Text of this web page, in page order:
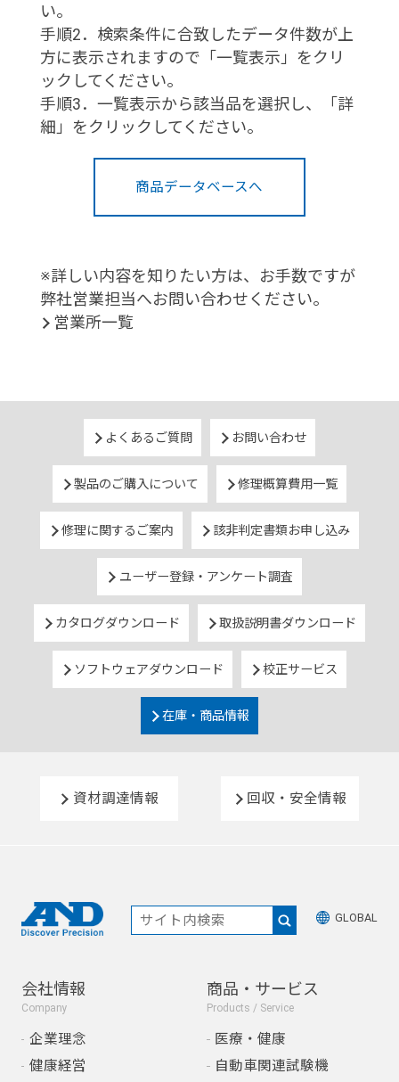
い。
手順2．検索条件に合致したデータ件数が上
方に表示されますので「一覧表示」をクリ
ックしてください。
手順3．一覧表示から該当品を選択し、「詳
細」をクリックしてください。
商品データベースへ
※詳しい内容を知りたい方は、お手数ですが
弊社営業担当へお問い合わせください。
営業所一覧
よくあるご質問 お問い合わせ
製品のご購入について 修理概算費用一覧
修理に関するご案内 該非判定書類お申し込み
ユーザー登録・アンケート調査
カタログダウンロード 取扱説明書ダウンロード
ソフトウェアダウンロード 校正サービス
在庫・商品情報
資材調達情報 回収・安全情報
GLOBAL
会社情報
Company
企業理念
健康経営
商品・サービス
Products / Service
医療・健康
自動車関連試験機